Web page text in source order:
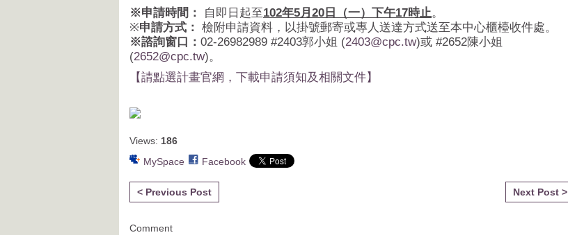
※申請時間：
自即日起至102年5月20日（一）下午17時止。
※申請方式： 檢附申請資料，以掛號郵寄或專人送達方式送至本中心櫃檯收件處。
※諮詢窗口： 02-26982989 #2403郭小姐 (2403@cpc.tw)或 #2652陳小姐
(2652@cpc.tw)。
【請點選計畫官網，下載申請須知及相關文件】
Views: 186
MySpace
Facebook
< Previous Post Next Post >
Comment